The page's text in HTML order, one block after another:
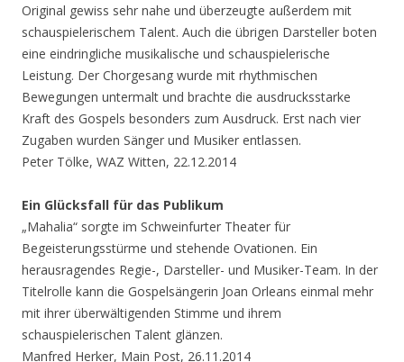
Original gewiss sehr nahe und überzeugte außerdem mit
schauspielerischem Talent. Auch die übrigen Darsteller boten
eine eindringliche musikalische und schauspielerische
Leistung. Der Chorgesang wurde mit rhythmischen
Bewegungen untermalt und brachte die ausdrucksstarke
Kraft des Gospels besonders zum Ausdruck. Erst nach vier
Zugaben wurden Sänger und Musiker entlassen.
Peter Tölke, WAZ Witten, 22.12.2014
Ein Glücksfall für das Publikum
„Mahalia“ sorgte im Schweinfurter Theater für
Begeisterungsstürme und stehende Ovationen. Ein
herausragendes Regie-, Darsteller- und Musiker-Team. In der
Titelrolle kann die Gospelsängerin Joan Orleans einmal mehr
mit ihrer überwältigenden Stimme und ihrem
schauspielerischen Talent glänzen.
Manfred Herker, Main Post, 26.11.2014